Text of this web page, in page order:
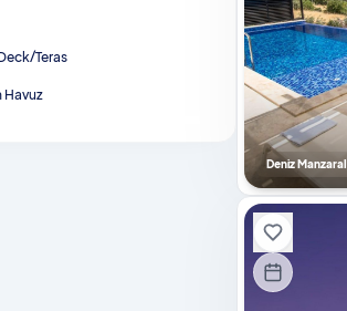
Teras
Havuz
Deniz